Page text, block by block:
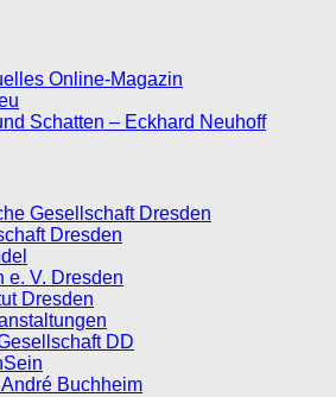
Online-Magazin
Schatten – Eckhard Neuhoff
Gesellschaft Dresden
Dresden
e. V. Dresden
Dresden
DD
Buchheim